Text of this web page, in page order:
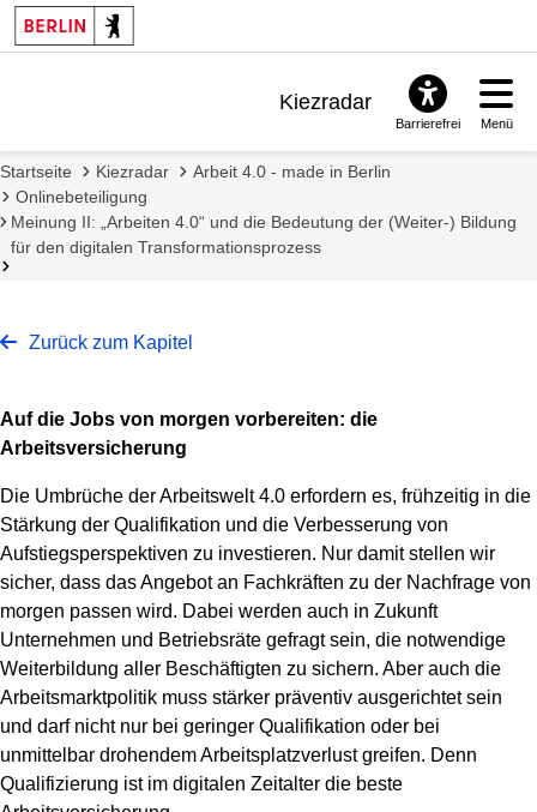
Kiezradar
FAQ & Support
Barrierefrei Menü
Startseite Kiezradar
Arbeit 4.0 - made in Berlin
Onlinebeteiligung
Meinung II: „Arbeiten 4.0“ und die Bedeutung der (Weiter-) Bildung
für den digitalen Transformationsprozess
Zurück zum Kapitel
Auf die Jobs von morgen vorbereiten: die
Arbeitsversicherung
Die Umbrüche der Arbeitswelt 4.0 erfordern es, frühzeitig in die
Stärkung der Qualifikation und die Verbesserung von
Aufstiegsperspektiven zu investieren. Nur damit stellen wir
sicher, dass das Angebot an Fachkräften zu der Nachfrage von
morgen passen wird. Dabei werden auch in Zukunft
Unternehmen und Betriebsräte gefragt sein, die notwendige
Weiterbildung aller Beschäftigten zu sichern. Aber auch die
Arbeitsmarktpolitik muss stärker präventiv ausgerichtet sein
und darf nicht nur bei geringer Qualifikation oder bei
unmittelbar drohendem Arbeitsplatzverlust greifen. Denn
Qualifizierung ist im digitalen Zeitalter die beste